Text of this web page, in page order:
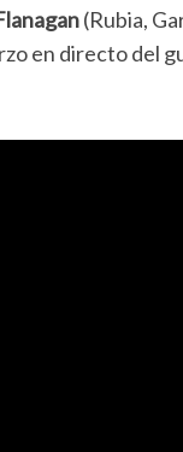
(Rubia,
en directo del